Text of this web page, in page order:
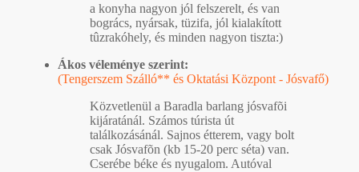
a konyha nagyon jól felszerelt, és van
bogrács, nyársak, tüzifa, jól kialakított
tûzrakóhely, és minden nagyon tiszta:)
Ákos véleménye szerint:
(Tengerszem Szálló** és Oktatási Központ - Jósvafő)
Közvetlenül a Baradla barlang jósvafõi
kijáratánál. Számos túrista út
találkozásánál. Sajnos étterem, vagy bolt
csak Jósvafõn (kb 15-20 perc séta) van.
Cserébe béke és nyugalom. Autóval